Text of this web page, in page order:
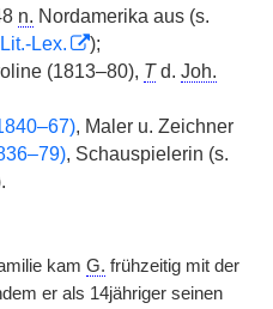
n. Nordamerika aus (s.
Lex.
);
(1813–80), Td. Joh.
, Maler u. Zeichner
, Schauspielerin (s.
kam G. frühzeitig mit der
er als 14jähriger seinen